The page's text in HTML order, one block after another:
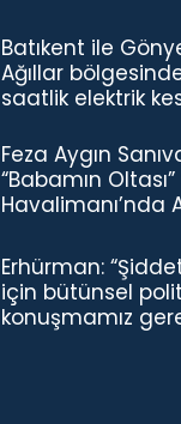
Batıkent ile
Ağıllar
saatlik elektrik
Feza Aygın
“Babamın
Havalimanı’nda
Erhürman:
için bütünsel
konuşmamız